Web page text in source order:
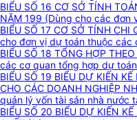
BIỂU SỐ 16 CƠ SỞ TÍNH
NĂM 199 (Dùng cho các
BIỂU SỐ 17 CƠ SỞ TÍNH
cho đơn vị dự toán thuộc các
BIỂU SỐ 18 TỔNG HỢP
các cơ quan tổng hợp dự
BIỂU SỐ 19 BIỂU DỰ KIẾN
CHO CÁC DOANH NGHIỆP
quản lý vốn tài sản nhà nước
BIỂU SỐ 20 BIỂU DỰ KIẾN